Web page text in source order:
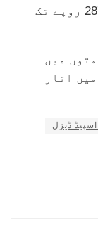
ہوگئی، جبکہ ڈیزل کی فی لیٹر قیمت 287.33 روپے تک
میں
اتار
ڈیزل